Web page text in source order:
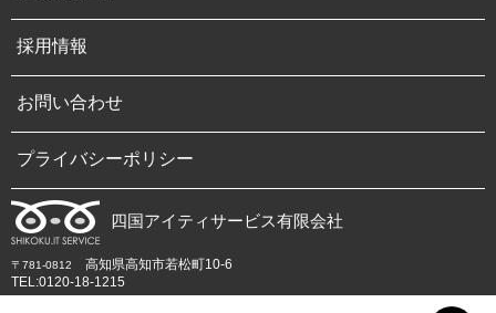
採用情報
お問い合わせ
プライバシーポリシー
四国アイティサービス有限会社
〒781-0812
高知県高知市若松町10-6
TEL:0120-18-1215